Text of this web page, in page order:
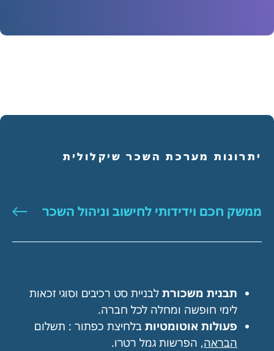
יתרונות מערכת השכר שיקלולית
ממשק חכם וידידותי לחישוב וניהול השכר
תבנית משכורת לבניית סט רכיבים וסוגי זכאות
לימי חופשה ומחלה לכל חברה.
פעולות אוטומטיות בלחיצת כפתור : תשלום
הבראה, הפרשות גמל רטרו.